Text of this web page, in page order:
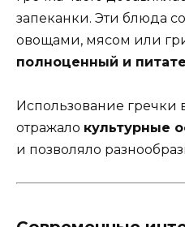
запеканки. Эти блюда
овощами, мясом или
полноценный и
Использование гречки
отражало культурные
и позволяло